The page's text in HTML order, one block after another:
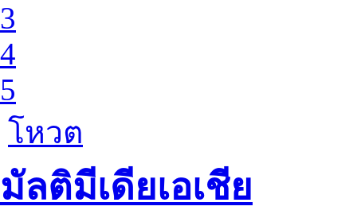
3
4
5
โหวต
มัลติมีเดียเอเชีย